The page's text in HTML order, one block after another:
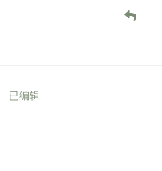
已编辑